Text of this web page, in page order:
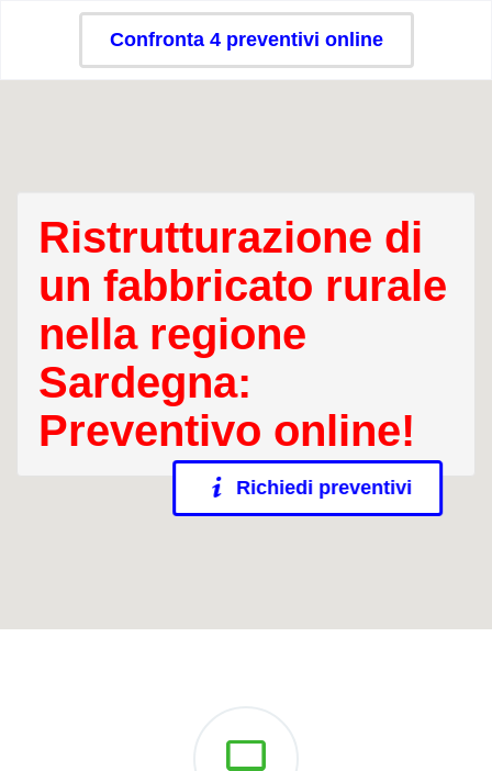
Confronta 4 preventivi online
Ristrutturazione di
un fabbricato rurale
nella regione
Sardegna:
Preventivo online!
Richiedi preventivi